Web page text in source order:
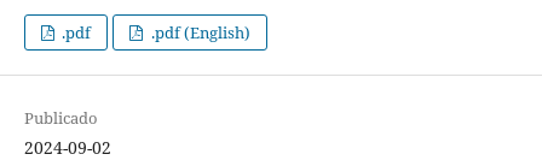
.pdf .pdf (English)
Publicado
2024-09-02